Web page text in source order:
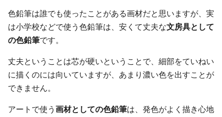
色鉛筆は誰でも使ったことがある画材だと思いますが、実
は小学校などで使う色鉛筆は、安くて丈夫な文房具として
の色鉛筆です。
丈夫ということは芯が硬いということで、細部をていねい
に描くのには向いていますが、あまり濃い色を出すことが
できません。
アートで使う 画材としての色鉛筆は、発色がよく描き心地